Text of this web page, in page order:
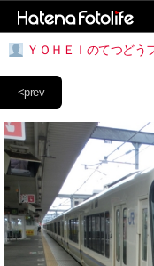
ＹＯＨＥＩのてつどう
<prev